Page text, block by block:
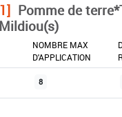
Pomme de
NOMBRE MAX
D'APPLICATION
8